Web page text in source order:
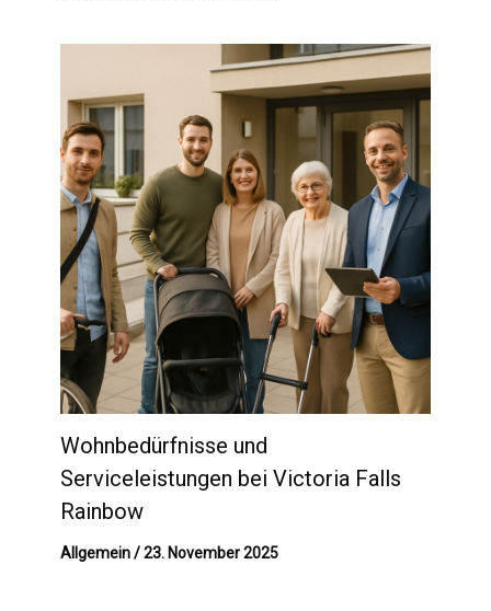
Wohnbedürfnisse und
Serviceleistungen bei Victoria Falls
Rainbow
Allgemein/23. November 2025